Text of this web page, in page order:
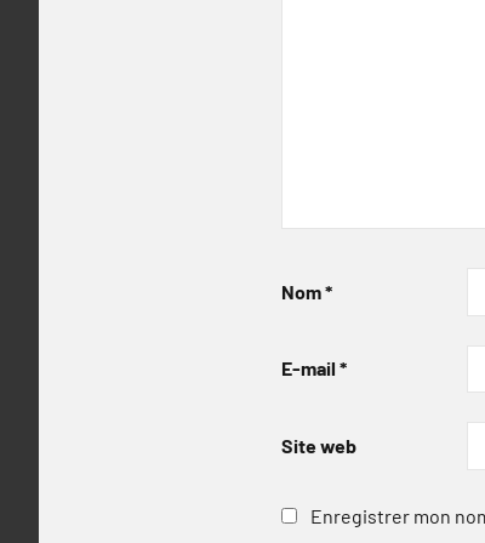
Nom*
E-mail *
Site web
Enregistrer mon